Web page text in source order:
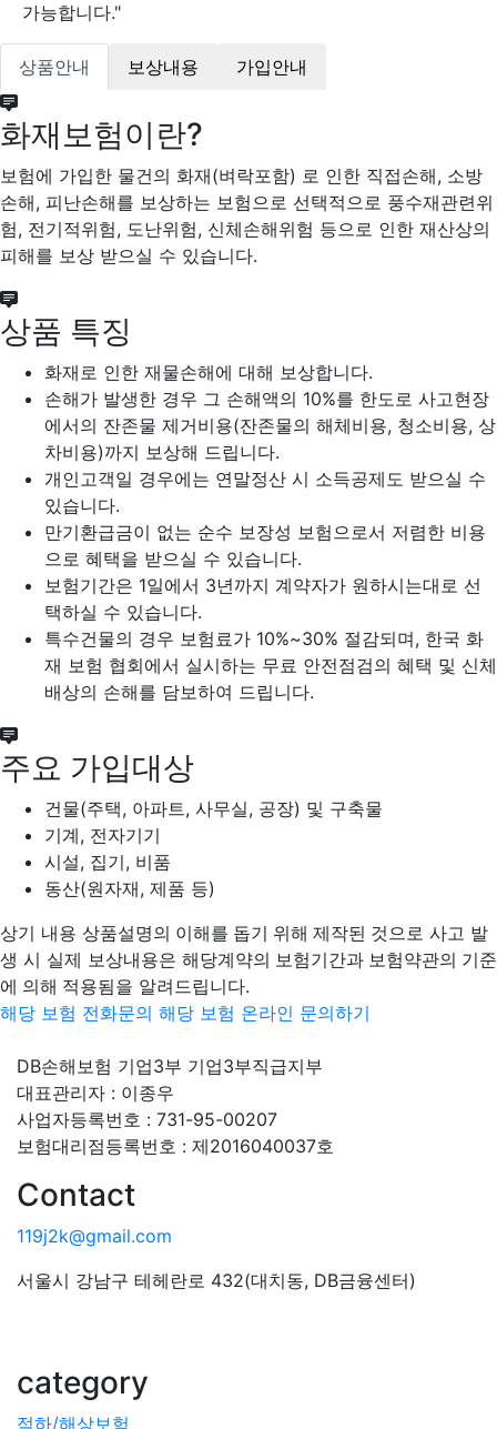
가능합니다."
상품안내 보상내용 가입안내
화재보험이란?
보험에 가입한 물건의 화재(벼락포함) 로 인한 직접손해, 소방
손해, 피난손해를 보상하는 보험으로 선택적으로 풍수재관련위
험, 전기적위험, 도난위험, 신체손해위험 등으로 인한 재산상의
피해를 보상 받으실 수 있습니다.
상품 특징
화재로 인한 재물손해에 대해 보상합니다.
손해가 발생한 경우 그 손해액의 10%를 한도로 사고현장
에서의 잔존물 제거비용(잔존물의 해체비용, 청소비용, 상
차비용)까지 보상해 드립니다.
개인고객일 경우에는 연말정산 시 소득공제도 받으실 수
있습니다.
만기환급금이 없는 순수 보장성 보험으로서 저렴한 비용
으로 혜택을 받으실 수 있습니다.
보험기간은 1일에서 3년까지 계약자가 원하시는대로 선
택하실 수 있습니다.
특수건물의 경우 보험료가 10%~30% 절감되며, 한국 화
재 보험 협회에서 실시하는 무료 안전점검의 혜택 및 신체
배상의 손해를 담보하여 드립니다.
주요 가입대상
건물(주택, 아파트, 사무실, 공장) 및 구축물
기계, 전자기기
시설, 집기, 비품
동산(원자재, 제품 등)
상기 내용 상품설명의 이해를 돕기 위해 제작된 것 으로 사고 발
생 시 실제 보상내용은 해당계약의 보험기간과 보험약관의 기준
에 의해 적용됨을 알려드립니다.
해당 보험 전화문의 해당 보험 온라인 문의하기
DB손해보험 기업3부 기업3부직급지부
대표관리자 : 이종우
사업자등록번호 : 731-95-00207
보험대리점등록번호 : 제2016040037호
Contact
119j2k@gmail.com
서울시 강남구 테헤란로 432(대치동, DB금융센터)
category
적하/해상보험